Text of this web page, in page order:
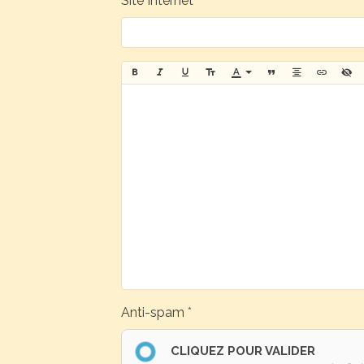
Anti-spam
CLIQUEZ POUR VALIDER